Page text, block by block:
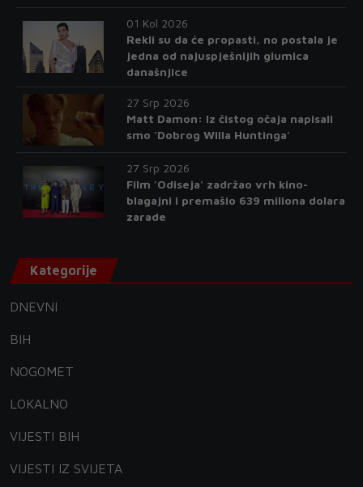
01 Kol 2026
Rekli su da će propasti, no postala je
jedna od najuspješnijih glumica
današnjice
27 Srp 2026
Matt Damon: Iz čistog očaja napisali
smo 'Dobrog Willa Huntinga'
27 Srp 2026
Film 'Odiseja' zadržao vrh kino-
blagajni i premašio 639 miliona dolara
zarade
Kategorije
DNEVNI
BIH
NOGOMET
LOKALNO
VIJESTI BIH
VIJESTI IZ SVIJETA